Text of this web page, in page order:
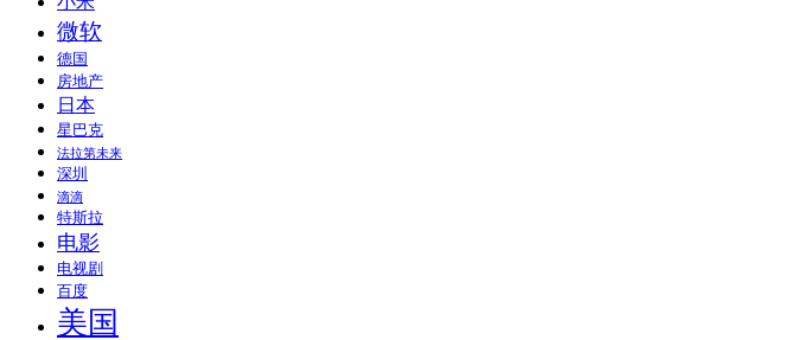
微软
德国
房地产
日本
星巴克
法拉第未来
深圳
滴滴
特斯拉
电影
电视剧
百度
美国